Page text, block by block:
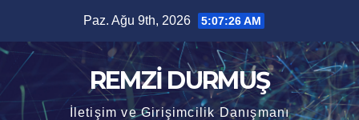
content
Paz. Ağu 9th, 2026 5:07:26 AM
REMZİ DURMUŞ
İletişim ve Girişimcilik Danışmanı